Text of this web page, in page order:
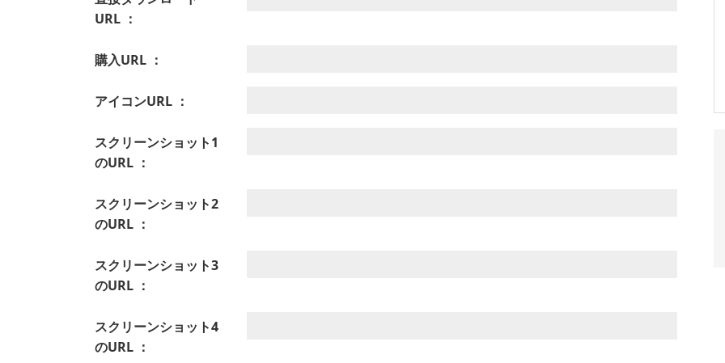
URL ：
購入URL ：
アイコンURL ：
スクリーンショット1
のURL ：
スクリーンショット2
のURL ：
スクリーンショット3
のURL ：
スクリーンショット4
のURL ：